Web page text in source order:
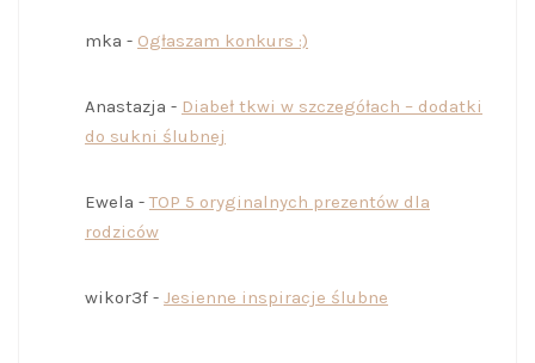
mka - Ogłaszam konkurs :)
Anastazja - Diabeł tkwi w szczegółach – dodatki
do sukni ślubnej
Ewela -TOP 5 oryginalnych prezentów dla
rodziców
wikor3f - Jesienne inspiracje ślubne